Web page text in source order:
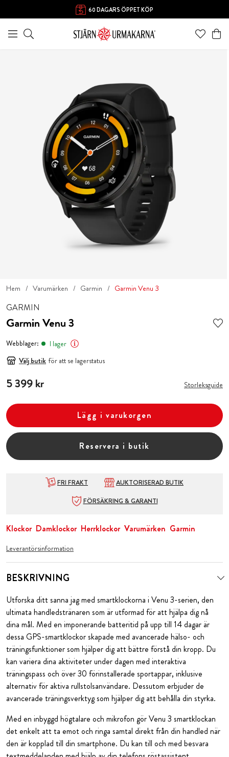
60 DAGARS ÖPPET KÖP
Hem Varumärken Garmin Garmin Venu 3
GARMIN
Garmin Venu 3
Webblager:
I lager
Välj butik för att se lagerstatus
Pris:5 399 kr
5 399 kr Storleksguide
Lägg i varukorgen
Reservera i butik
FRI FRAKT
AUKTORISERAD BUTIK
FÖRSÄKRING & GARANTI
Klockor Damklockor Herrklockor Varumärken Garmin
Leverantörsinformation
BESKRIVNING
Utforska ditt sanna jag med smartklockorna i Venu 3-serien, den
ultimata handledstränaren som är utformad för att hjälpa dig nå
dina mål. Med en imponerande batteritid på upp till 14 dagar är
dessa GPS-smartklockor skapade med avancerade hälso- och
träningsfunktioner som hjälper dig att bättre förstå din kropp. Du
kan variera dina aktiviteter under dagen med interaktiva
träningspass och över 30 förinstallerade sportappar, inklusive
alternativ för aktiva rullstolsanvändare. Dessutom erbjuder de
avancerade träningsverktyg som hjälper dig att behålla din styrka.
Med en inbyggd högtalare och mikrofon gör Venu 3 smartklockan
det enkelt att ta emot och ringa samtal direkt från din handled när
den är kopplad till din smartphone. Du kan till och med besvara